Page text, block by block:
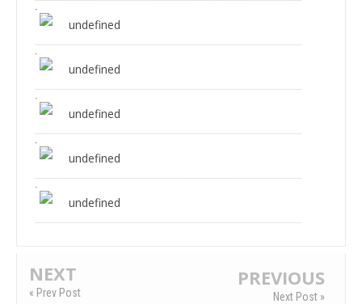
undefined
undefined
undefined
undefined
undefined
NEXT
« Prev Post
PREVIOUS
Next Post »